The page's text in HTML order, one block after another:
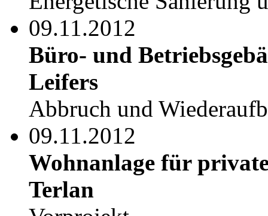
09.11.2012
Büro- und
Leifers
Abbruch und
09.11.2012
Wohnanlage für
Terlan